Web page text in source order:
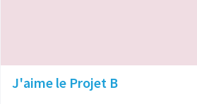
J'aime le Projet B